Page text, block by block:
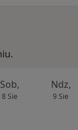
Sob,
8 Sie
Ndz,
9 Sie